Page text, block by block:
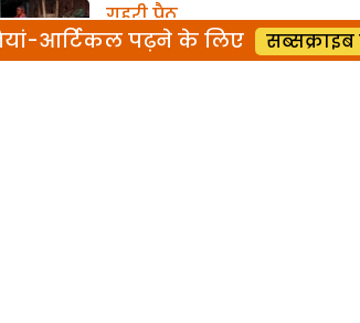
गहरी पैठ
गहरी पैठ
आर्टिकल पढ़ने के लिए